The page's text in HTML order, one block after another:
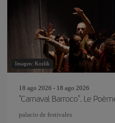
Imagen: Kozlik
18 ago 2026 - 18 ago 2026
"Carnaval Barroco". Le
palacio de festivales